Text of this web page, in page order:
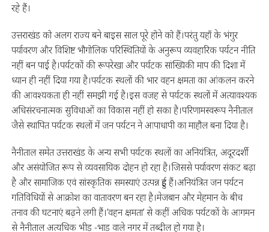
रहे हैं।
उत्तराखंड को अलग राज्य बने बाइस साल पूरे होने को हैं।परंतु यहाँ के भंगुर
पर्यावरण और विशिष्ट भौगोलिक परिस्थितियों के अनुरूप व्यवहारिक पर्यटन नीति
नहीं बन पाई है।पर्यटकों की रूपरेखा और पर्यटक सांख्यिकी माप की दिशा में
ध्यान ही नहीं दिया गया है।पर्यटक स्थलों की भार वहन क्षमता का आंकलन करने
की आवश्यकता ही नहीं समझी गई है।इस वजह से पर्यटक स्थलों में अत्यावश्यक
अधिसंरचनात्मक सुविधाओं का विकास नहीं हो सका है।परिणामस्वरूप नैनीताल
जैसे स्थापित पर्यटक स्थलों में जन पर्यटन ने आपाधापी का माहौल बना दिया है।
नैनीताल समेत उत्तराखंड के अन्य सभी पर्यटक स्थलों का अनियंत्रित, अदूरदर्शी
और असंयोजित रूप से व्यवसायिक दोहन हो रहा है।जिससे पर्यावरण संकट बढ़ा
है और सामाजिक एवं सांस्कृतिक समस्याएं उत्पन्न हुई हैं।अनियंत्रित जन पर्यटन
गतिविधियों से आक्रोश का वातावरण बन रहा है।मेजबान और मेहमान के बीच
तनाव की घटनाएं बढ़ने लगी हैं।’वहन क्षमता’ से कहीं अधिक पर्यटकों के आगमन
से नैनीताल अत्यधिक भीड़ -भाड़ वाले नगर में तब्दील हो गया है।